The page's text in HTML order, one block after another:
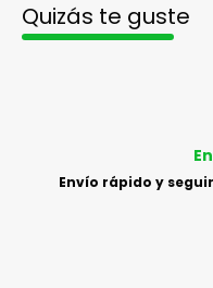
Quizás te guste
Envío rápido y